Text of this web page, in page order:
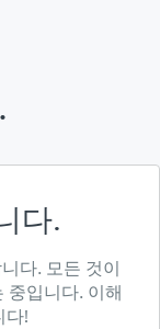
다.
다. 모든 것이
중입니다. 이해
다!